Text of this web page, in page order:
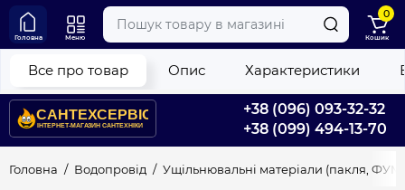
+38 (096) 093-32-32
+38 (099) 494-13-70
Головна Меню
0
Кошик
Головна Водопровід Ущільнювальні матеріали (пакля, ФУМ)
Все про товар Опис Характеристики